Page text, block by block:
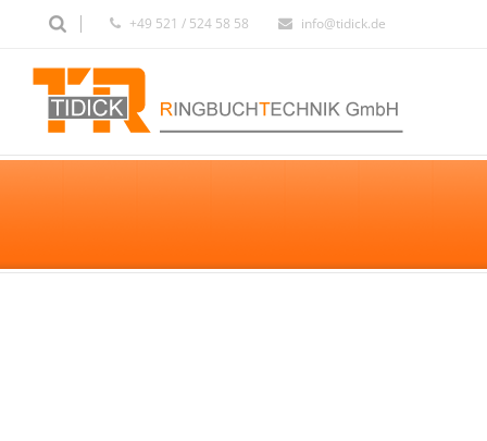
+49 521 / 524 58 58 info@tidick.de